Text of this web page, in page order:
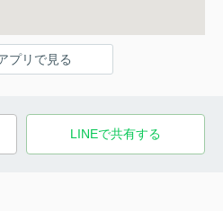
プリで見る
LINEで共有する